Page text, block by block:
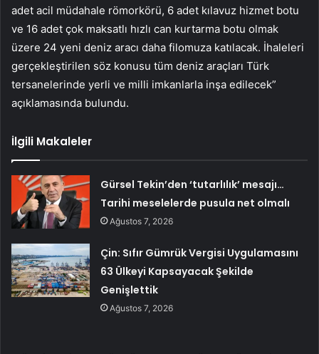
adet acil müdahale römorkörü, 6 adet kılavuz hizmet botu
ve 16 adet çok maksatlı hızlı can kurtarma botu olmak
üzere 24 yeni deniz aracı daha filomuza katılacak. İhaleleri
gerçekleştirilen söz konusu tüm deniz araçları Türk
tersanelerinde yerli ve milli imkanlarla inşa edilecek”
açıklamasında bulundu.
İlgili Makaleler
Gürsel Tekin’den ‘tutarlılık’ mesajı…
Tarihi meselelerde pusula net olmalı
Ağustos 7, 2026
Çin: Sıfır Gümrük Vergisi Uygulamasını
63 Ülkeyi Kapsayacak Şekilde
Genişlettik
Ağustos 7, 2026